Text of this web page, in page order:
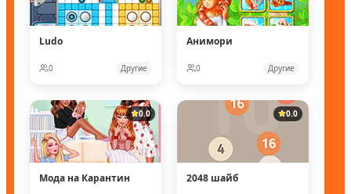
Ludo
0 Другие
Анимори
0 Другие
0.0
Мода на Карантин
0.0
2048 шайб